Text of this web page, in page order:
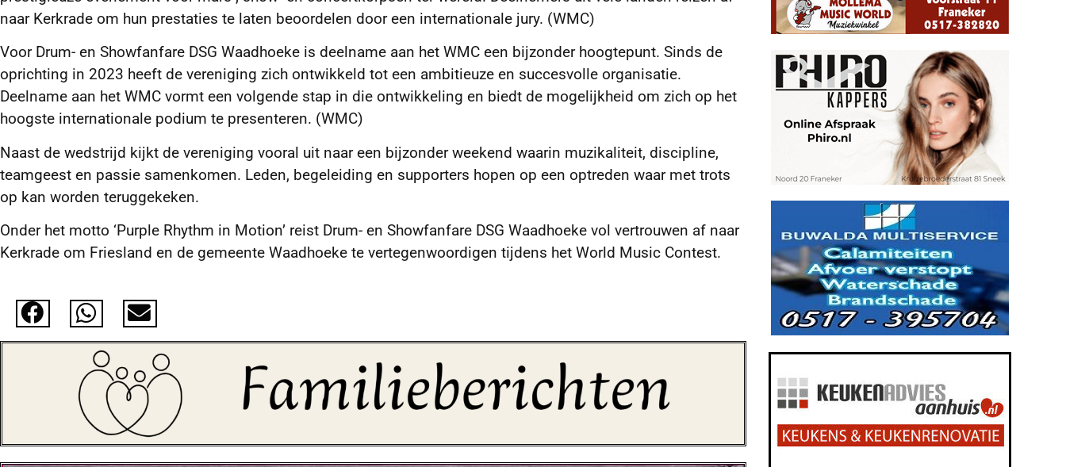
naar Kerkrade om hun prestaties te laten beoordelen door een internationale jury. (WMC)
Voor Drum- en Showfanfare DSG Waadhoeke is deelname aan het WMC een bijzonder hoogtepunt. Sinds de
oprichting in 2023 heeft de vereniging zich ontwikkeld tot een ambitieuze en succesvolle organisatie.
Deelname aan het WMC vormt een volgende stap in die ontwikkeling en biedt de mogelijkheid om zich op het
hoogste internationale podium te presenteren. (WMC)
Naast de wedstrijd kijkt de vereniging vooral uit naar een bijzonder weekend waarin muzikaliteit, discipline,
teamgeest en passie samenkomen. Leden, begeleiding en supporters hopen op een optreden waar met trots
op kan worden teruggekeken.
Onder het motto ‘Purple Rhythm in Motion’ reist Drum- en Showfanfare DSG Waadhoeke vol vertrouwen af naar
Kerkrade om Friesland en de gemeente Waadhoeke te vertegenwoordigen tijdens het World Music Contest.